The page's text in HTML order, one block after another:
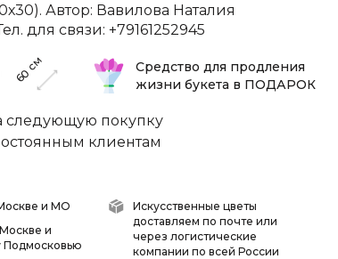
Автор: Вавилова Наталия
для связи: +79161252945
60
см
Средство для продления
жизни букета в ПОДАРОК
следующую покупку
клиентам
и МО
и
Искусственные цветы
доставляем по почте или
через логистические
компании по всей России